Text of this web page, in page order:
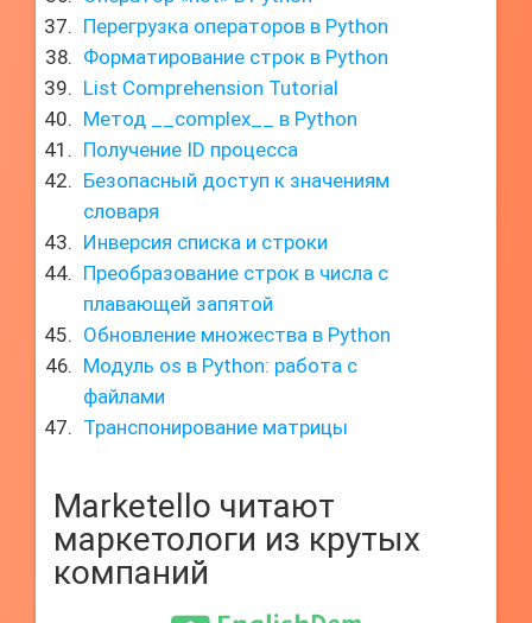
Перегрузка операторов в Python
Форматирование строк в Python
List Comprehension Tutorial
Метод __complex__ в Python
Получение ID процесса
Безопасный доступ к значениям
словаря
Инверсия списка и строки
Преобразование строк в числа с
плавающей запятой
Обновление множества в Python
Модуль os в Python: работа с
файлами
Транспонирование матрицы
Marketello читают
маркетологи из крутых
компаний